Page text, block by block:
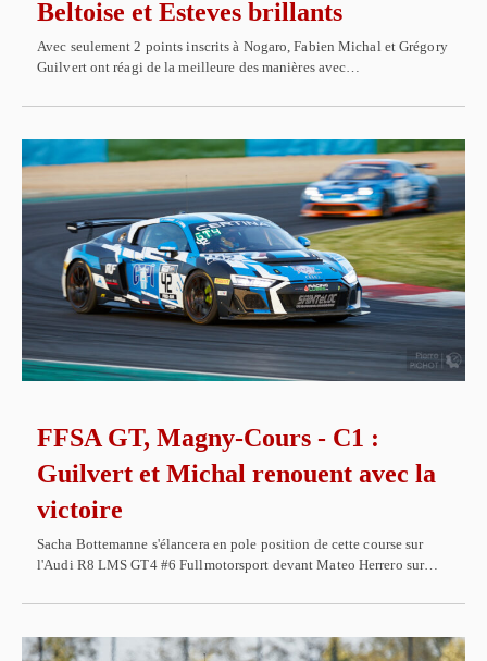
Beltoise et Esteves brillants
Avec seulement 2 points inscrits à Nogaro, Fabien Michal et Grégory
Guilvert ont réagi de la meilleure des manières avec…
FFSA GT, Magny-Cours - C1 :
Guilvert et Michal renouent avec la
victoire
Sacha Bottemanne s'élancera en pole position de cette course sur
l'Audi R8 LMS GT4 #6 Fullmotorsport devant Mateo Herrero sur…